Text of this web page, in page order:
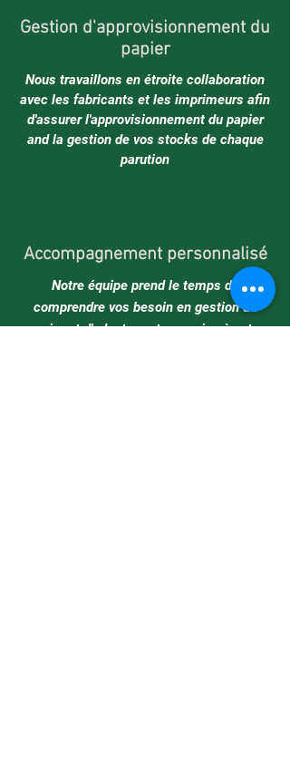
Gestion d'approvisionnement du
papier
Nous travaillons en étroite collaboration
avec les fabricants et les imprimeurs afin
d'assurer l'approvisionnement du papier
and la gestion de vos stocks de chaque
parution
Accompagnement personnalisé
Notre équipe prend le temps de
comprendre vos besoin en gestion du
papier et d'adapter notre service à votre